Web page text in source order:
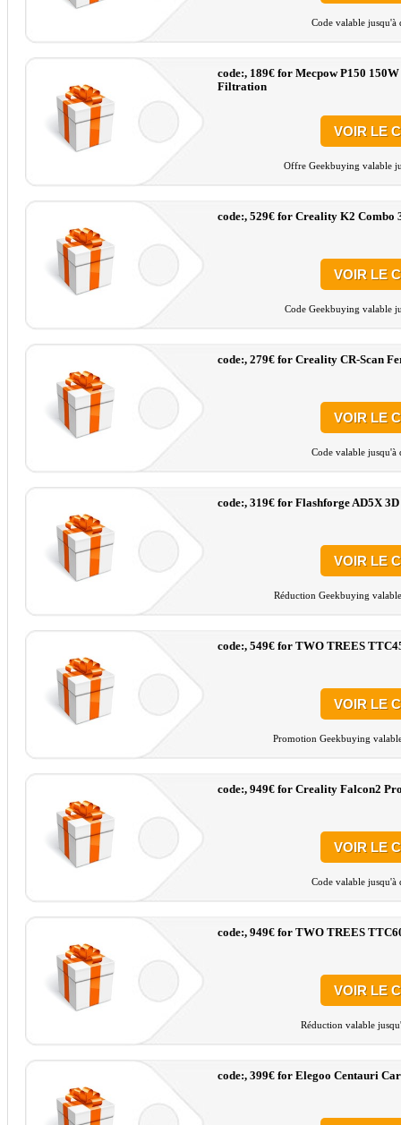
Code valable jusqu'à
code:, 189€ for Mecpow P150
Filtration
VOIR LE
Offre Geekbuying valable
code:, 529€ for Creality K2 Combo
VOIR LE
Code Geekbuying valable
code:, 279€ for Creality CR-Scan
VOIR LE
Code valable jusqu'à
code:, 319€ for Flashforge AD5X
VOIR LE
Réduction Geekbuying
code:, 549€ for TWO TREES
VOIR LE
Promotion Geekbuying
code:, 949€ for Creality Falcon2
VOIR LE
Code valable jusqu'à
code:, 949€ for TWO TREES
VOIR LE
Réduction valable
code:, 399€ for Elegoo Centauri